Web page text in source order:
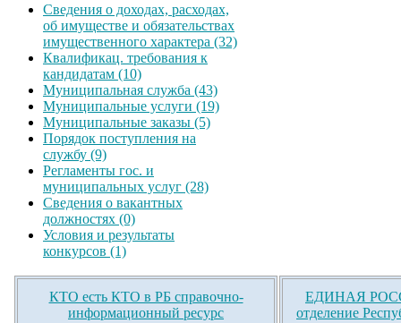
Сведения о доходах, расходах,
об имуществе и обязательствах
имущественного характера (32)
Квалификац. требования к
кандидатам (10)
Муниципальная служба (43)
Муниципальные услуги (19)
Муниципальные заказы (5)
Порядок поступления на
службу (9)
Регламенты гос. и
муниципальных услуг (28)
Сведения о вакантных
должностях (0)
Условия и результаты
конкурсов (1)
КТО есть КТО в РБ справочно-
информационный ресурс
ЕДИНАЯ
отделение